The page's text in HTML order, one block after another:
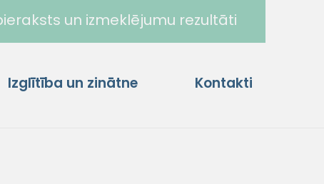
un izmeklējumu rezultāti
Izglītība un zinātne Kontakti